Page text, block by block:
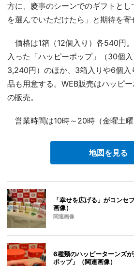
方に、慶事のシーンでのギフトと
を選んでいただけたら」と期待を寄
価格は1箱（12個入り）各540円
入った「ハッピーポップ」（30個
3,240円）のほか、3箱入りや6個入
品も用意する。WEB販売はハッピ
の販売。
営業時間は10時～20時（金曜土曜
地図を見る
「幸せを広げる」がコンセ
画像）
関連画像
6種類のハッピーターンズ
ポップ」（関連画像）